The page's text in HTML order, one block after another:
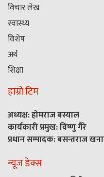
विचार लेख
स्वास्थ्य
विशेष
अर्थ
शिक्षा
हाम्रो टिम
अध्यक्ष: होमराज बस्याल
कार्यकारी प्रमुख: विष्णु गैरे
प्रधान सम्पादक: बसन्तराज
न्यूज डेक्स